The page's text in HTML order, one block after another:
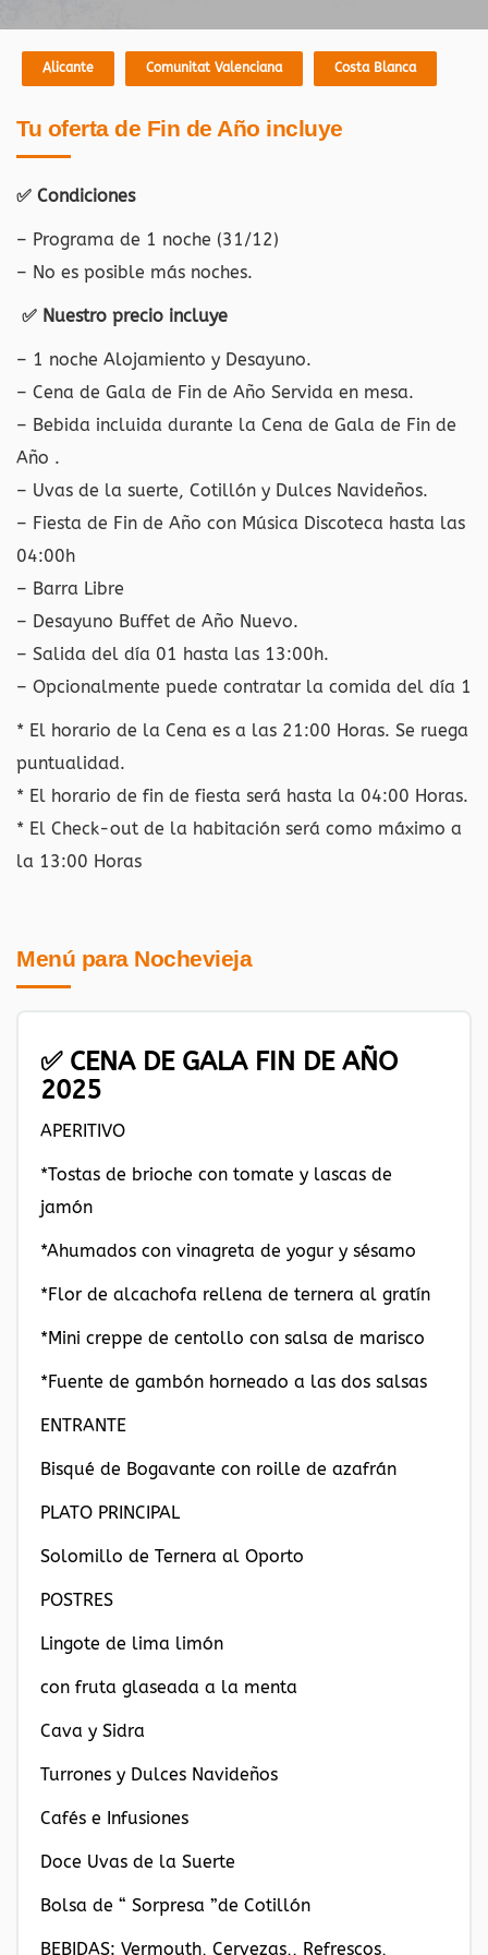
Alicante Comunitat Valenciana Costa Blanca
Tu oferta de Fin de Año incluye
✅ Condiciones
– Programa de 1 noche (31/12)
– No es posible más noches.
✅ Nuestro precio incluye
– 1 noche Alojamiento y Desayuno.
– Cena de Gala de Fin de Año Servida en mesa.
– Bebida incluida durante la Cena de Gala de Fin de
Año .
– Uvas de la suerte, Cotillón y Dulces Navideños.
– Fiesta de Fin de Año con Música Discoteca hasta las
04:00h
– Barra Libre
– Desayuno Buffet de Año Nuevo.
– Salida del día 01 hasta las 13:00h.
– Opcionalmente puede contratar la comida del día 1
* El horario de la Cena es a las 21:00 Horas. Se ruega
puntualidad.
* El horario de fin de fiesta será hasta la 04:00 Horas.
* El Check-out de la habitación será como máximo a
la 13:00 Horas
Menú para Nochevieja
✅ CENA DE GALA FIN DE AÑO
2025
APERITIVO
*Tostas de brioche con tomate y lascas de
jamón
*Ahumados con vinagreta de yogur y sésamo
*Flor de alcachofa rellena de ternera al gratín
*Mini creppe de centollo con salsa de marisco
*Fuente de gambón horneado a las dos salsas
ENTRANTE
Bisqué de Bogavante con roille de azafrán
PLATO PRINCIPAL
Solomillo de Ternera al Oporto
POSTRES
Lingote de lima limón
con fruta glaseada a la menta
Cava y Sidra
Turrones y Dulces Navideños
Cafés e Infusiones
Doce Uvas de la Suerte
Bolsa de “ Sorpresa ”de Cotillón
BEBIDAS: Vermouth, Cervezas,, Refrescos,